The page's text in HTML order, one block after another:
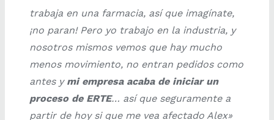
trabaja en una farmacia, así que imagínate,
¡no paran! Pero yo trabajo en la industria, y
nosotros mismos vemos que hay mucho
menos movimiento, no entran pedidos como
antes y mi empresa acaba de iniciar un
proceso de ERTE… así que seguramente a
partir de hoy si que me vea afectado Alex»